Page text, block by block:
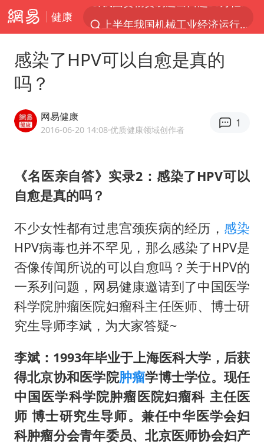
健康
A股三大股指收涨
泰国校园枪击案死亡人数升至7人
宇树科技中一签需缴款7.54万元
国防部：坚决反制任何闹海挑衅图谋
四川宜宾市高县发生4.9级地震
台湾海峡南口北上船舶实施交通管制
“新疆阿勒泰八月能滑雪”不实
江苏发布台风蓝色预警
向鹏0-3不敌张本智和
今日立秋你咬秋了吗
东方之约 相约未来
感染了HPV可以自愈是真的
吗？
网易健康
2016-06-20 14:08·优质健康领域创作者
1
《名医亲自答》实录2：感染了HPV可以
自愈是真的吗？
不少女性都有过患宫颈疾病的经历， 感染
HPV病毒也并不罕见，那么感染了HPV是
否像传闻所说的可以自愈吗？关于HPV的
一系列问题，网易健康邀请到了中国医学
科学院肿瘤医院妇瘤科主任医师、博士研
究生导师李斌，为大家答疑~
李斌：1993年毕业于上海医科大学，后获
得北京协和医学院肿瘤学博士学位。现任
中国医学科学院肿瘤医院妇瘤科 主任医
师 博士研究生导师。兼任中华医学会妇
科肿瘤分会青年委员、北京医师协会妇产